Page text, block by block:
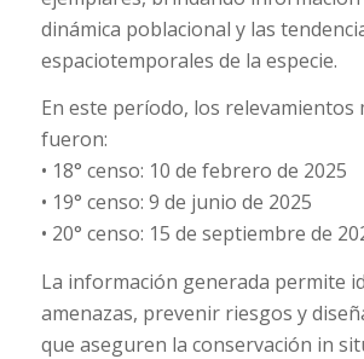
dinámica poblacional y las
espaciotemporales de la especie.
En este período, los relevamientos
fueron:
• 18° censo: 10 de febrero de 2025
• 19° censo: 9 de junio de 2025
• 20° censo: 15 de septiembre de
La información generada permite
amenazas, prevenir riesgos y
que aseguren la conservación in